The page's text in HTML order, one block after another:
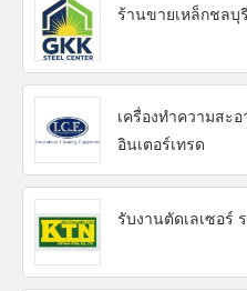
ร้านขายเหล็กชลบุ
เครื่องทำความสะ
อินเตอร์เทรด
รับงานตัดเลเซอร์